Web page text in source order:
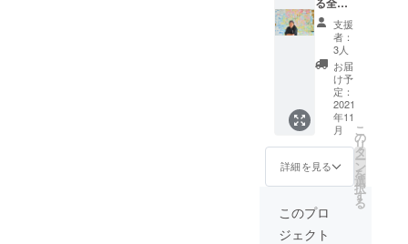
に譲渡
するこ
とはで
きませ
ん。
※DREA
MSPAR
Kのアカ
ウント
が食べ
PASSに
なりま
ご利用
時にお
差額を
お支払
いくだ
さい。
※トッピ
ング等
につき
まして
は別途
購入を
しま
す。 ※
ターン
は本人
4/30の
半年間
が有効
期間と
なりま
す。 ※
ラーメ
ンのみ
食べ放
題とな
りま
す。 ※
増し・
ラーメ
SNSに
もご招
待させ
ていた
だきま
す。 ※
夢を語
れ 奈良
でのみ
使用可
能で
す。
利用に
なれま
せん。
ターン
です。
『月７
回以
上』で
ご利用
いただ
くとお
得にな
りま
す。 も
ちろ
ん、
DREAM
SPARK
の初期
が夢を
語れる
ように
なる環
境を 西
岡津世
志 が直
接作り
に伺い
ます】
会社や
学校、
イベン
トなど
に西岡
津世志
支援
者：
3人
お届
け予
定：
2021
年11
月
詳細を見る
こ
の
リ
タ
ー
ン
を
選
択
す
る
このプロ
ジェクト